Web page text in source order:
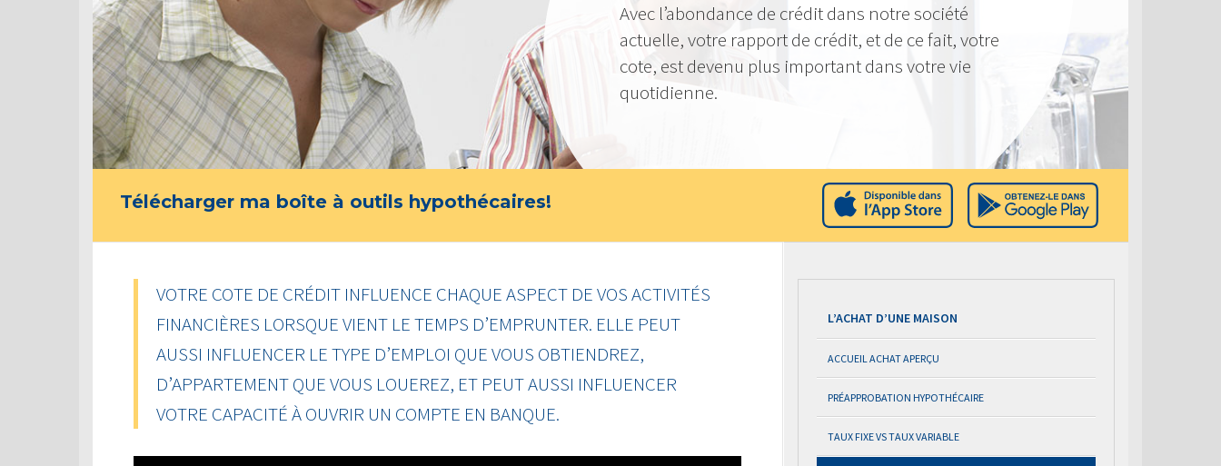
Avec l’abondance de crédit dans notre société
actuelle, votre rapport de crédit, et de ce fait, votre
cote, est devenu plus important dans votre vie
quotidienne.
Télécharger ma boîte à outils hypothécaires!
VOTRE COTE DE CRÉDIT INFLUENCE CHAQUE ASPECT DE VOS ACTIVITÉS
FINANCIÈRES LORSQUE VIENT LE TEMPS D’EMPRUNTER. ELLE PEUT
AUSSI INFLUENCER LE TYPE D’EMPLOI QUE VOUS OBTIENDREZ,
D’APPARTEMENT QUE VOUS LOUEREZ, ET PEUT AUSSI INFLUENCER
VOTRE CAPACITÉ À OUVRIR UN COMPTE EN BANQUE.
L’ACHAT D’UNE MAISON
ACCUEIL ACHAT APERÇU
PRÉAPPROBATION HYPOTHÉCAIRE
TAUX FIXE VS TAUX VARIABLE